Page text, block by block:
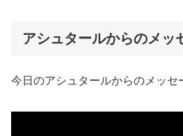
アシュタールからのメッ
今日のアシュタールからのメッセ